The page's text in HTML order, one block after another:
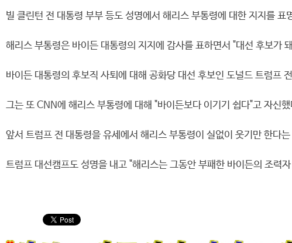
빌 클린턴 전 대통령 부부 등도 성명에서 해리스 부통령에 대한 지지를 표
해리스 부통령은 바이든 대통령의 지지에 감사를 표하면서 "대선 후보가
바이든 대통령의 후보직 사퇴에 대해 공화당 대선 후보인 도널드 트럼프
그는 또 CNN에 해리스 부통령에 대해 "바이든보다 이기기 쉽다"고 자신
앞서 트럼프 전 대통령을 유세에서 해리스 부통령이 실없이 웃기만 한
트럼프 대선캠프도 성명을 내고 "해리스는 그동안 부패한 바이든의 조력